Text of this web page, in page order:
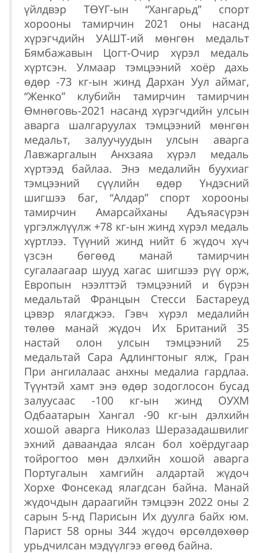
үйлдвэр ТӨҮГ-ын “Хангарьд” спорт
хорооны тамирчин 2021 оны насанд
хүрэгчдийн УАШТ-ий мөнгөн медальт
Бямбажавын Цогт-Очир хүрэл медаль
хүртсэн. Улмаар тэмцээний хоёр дахь
өдөр -73 кг-ын жинд Дархан Уул аймаг,
“Женко” клубийн тамирчин тамирчин
Өмнөговь-2021 насанд хүрэгчдийн улсын
аварга шалгаруулах тэмцээний мөнгөн
медальт, залуучуудын улсын аварга
Лавжаргалын Анхзаяа хүрэл медаль
хүртээд байлаа. Энэ медалийн буухиаг
тэмцээний сүүлийн өдөр Үндэсний
шигшээ баг, “Алдар” спорт хорооны
тамирчин Амарсайханы Адъяасүрэн
үргэлжлүүлж +78 кг-ын жинд хүрэл медаль
хүртлээ. Түүний жинд нийт 6 жүдоч хүч
үзсэн бөгөөд манай тамирчин
сугалаагаар шууд хагас шигшээ рүү орж,
Европын нээлттэй тэмцээний и бүрэн
медальтай Францын Стесси Бастареуд
цэвэр ялагджээ. Гэвч хүрэл медалийн
төлөө манай жүдоч Их Британий 35
настай олон улсын тэмцээний 25
медальтай Сара Адлингтоныг ялж, Гран
При ангилалаас анхны медалиа гардлаа.
Түүнтэй хамт энэ өдөр зодоглосон бусад
залуусаас -100 кг-ын жинд ОУХМ
Одбаатарын Хангал -90 кг-ын дэлхийн
хошой аварга Николаз Шеразадашвилиг
эхний даваандаа ялсан бол хоёрдугаар
тойрогтоо мөн дэлхийн хошой аварга
Португалын хамгийн алдартай жүдоч
Хорхе Фонсекад ялагдсан байна. Манай
жүдочдын дараагийн тэмцээн 2022 оны 2
сарын 5-нд Парисын Их дуулга байх юм.
Парист 58 орны 344 жүдоч өрсөлдөхөөр
урьдчилсан мэдүүлгээ өгөөд байна.